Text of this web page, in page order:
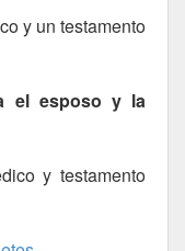
y un testamento
el esposo y la
y testamento